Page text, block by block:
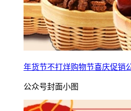
年货节不打烊购物节喜庆促销
公众号封面小图